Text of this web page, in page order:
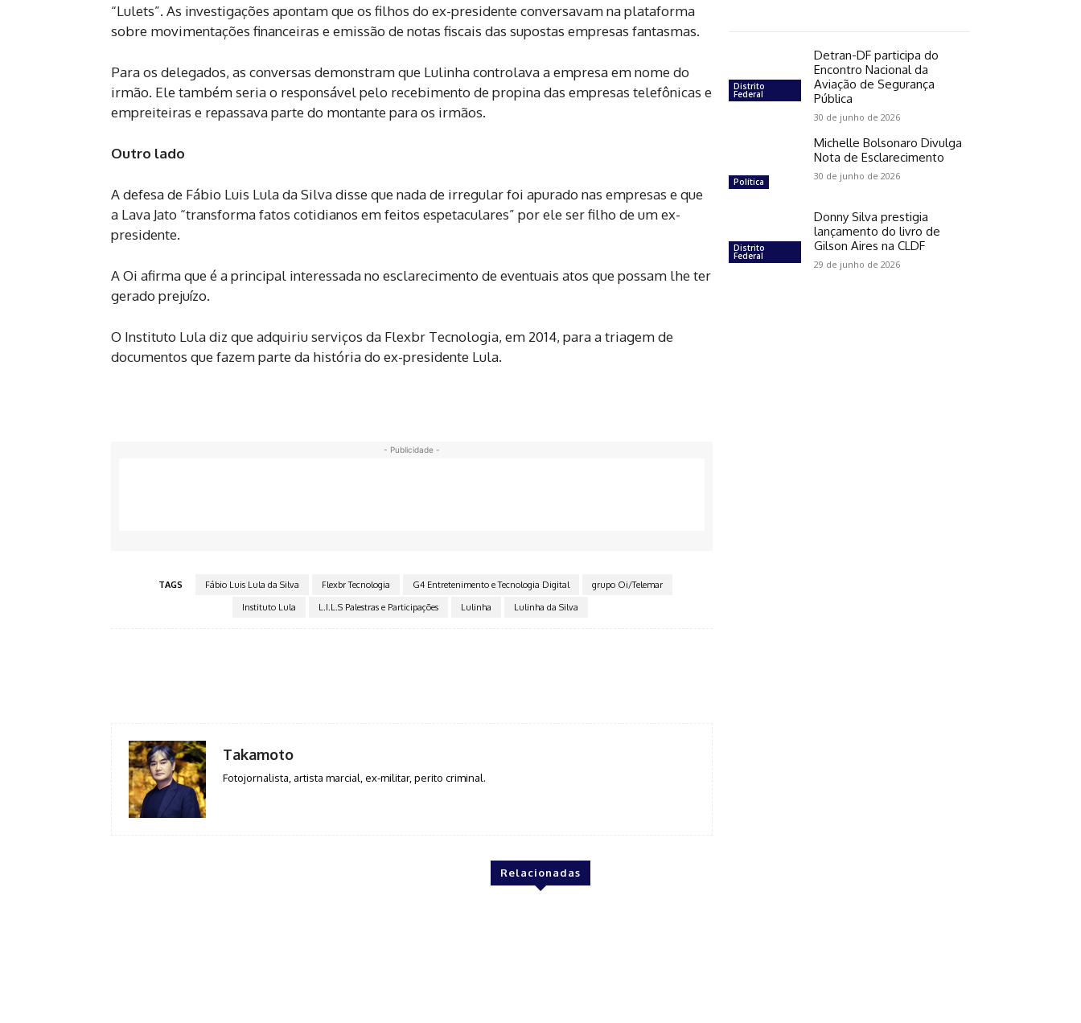
“Lulets”. As investigações apontam que os filhos do ex-presidente conversavam na plataforma
sobre movimentações financeiras e emissão de notas fiscais das supostas empresas fantasmas.
Para os delegados, as conversas demonstram que Lulinha controlava a empresa em nome do
irmão. Ele também seria o responsável pelo recebimento de propina das empresas telefônicas e
empreiteiras e repassava parte do montante para os irmãos.
Outro lado
A defesa de Fábio Luis Lula da Silva disse que nada de irregular foi apurado nas empresas e que
a Lava Jato “transforma fatos cotidianos em feitos espetaculares” por ele ser filho de um ex-
presidente.
A Oi afirma que é a principal interessada no esclarecimento de eventuais atos que possam lhe ter
gerado prejuízo.
O Instituto Lula diz que adquiriu serviços da Flexbr Tecnologia, em 2014, para a triagem de
documentos que fazem parte da história do ex-presidente Lula.
- Publicidade -
TAGS Fábio Luis Lula da Silva Flexbr Tecnologia G4 Entretenimento e Tecnologia Digital
grupo Oi/Telemar
Instituto Lula
L.I.L.S Palestras e Participações Lulinha Lulinha da Silva
Takamoto
Fotojornalista, artista marcial, ex-militar, perito criminal.
Distrito
Federal
Detran-DF participa do
Encontro Nacional da
Aviação de Segurança
Pública
30 de junho de 2026
Política
Michelle Bolsonaro Divulga
Nota de Esclarecimento
30 de junho de 2026
Distrito
Federal
Donny Silva prestigia
lançamento do livro de
Gilson Aires na CLDF
29 de junho de 2026
Relacionadas